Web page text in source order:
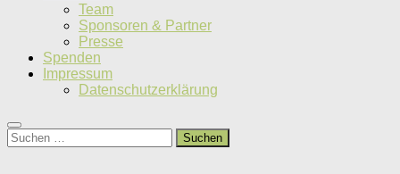
Team
Sponsoren & Partner
Presse
Spenden
Impressum
Datenschutzerklärung
Suchen
nach: